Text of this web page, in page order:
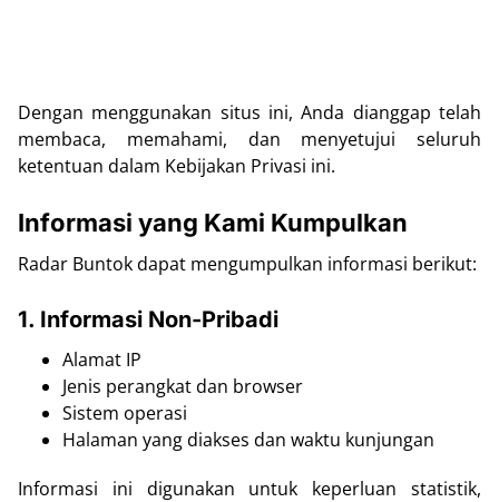
Dengan menggunakan situs ini, Anda dianggap telah
membaca, memahami, dan menyetujui seluruh
ketentuan dalam Kebijakan Privasi ini.
Informasi yang Kami Kumpulkan
Radar Buntok dapat mengumpulkan informasi berikut:
1. Informasi Non-Pribadi
Alamat IP
Jenis perangkat dan browser
Sistem operasi
Halaman yang diakses dan waktu kunjungan
Informasi ini digunakan untuk keperluan statistik,